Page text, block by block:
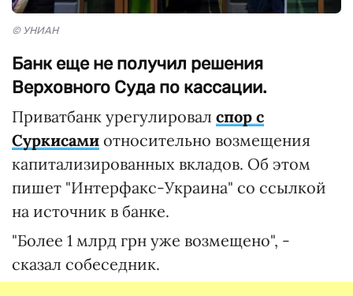
© УНИАН
Банк еще не получил решения
Верховного Суда по кассации.
Приватбанк урегулировал спор с
Суркисами относительно возмещения
капитализированных вкладов. Об этом
пишет "Интерфакс-Украина" со ссылкой
на источник в банке.
"Более 1 млрд грн уже возмещено", -
сказал собеседник.